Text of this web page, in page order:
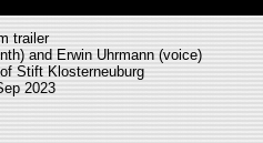
trailer
and Erwin Uhrmann (voice)
Stift Klosterneuburg
2023